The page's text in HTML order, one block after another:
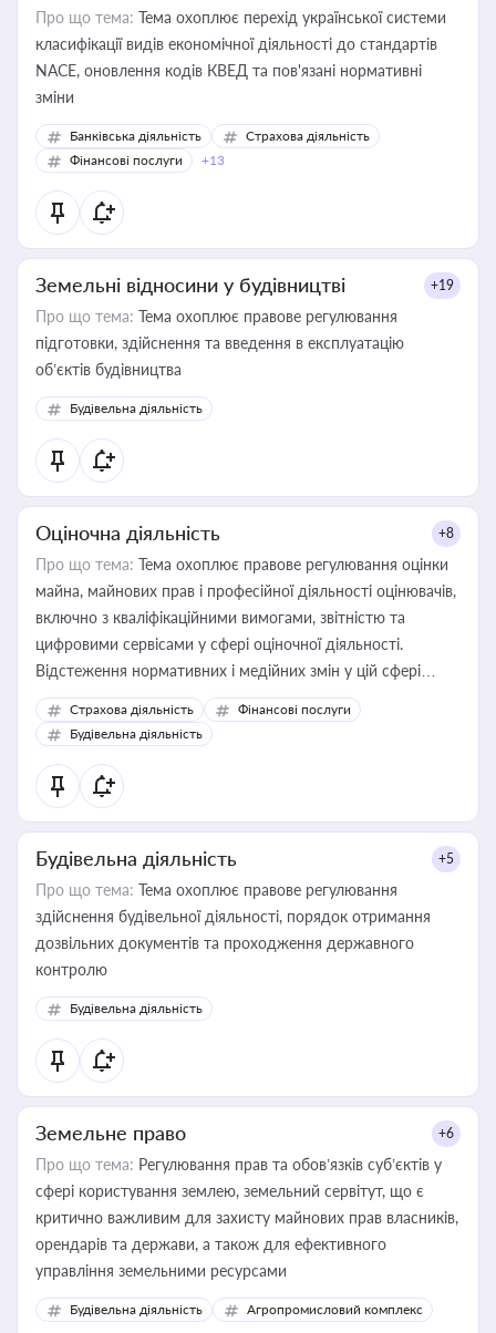
Про що тема: Тема охоплює перехід української системи
класифікації видів економічної діяльності до стандартів
NACE, оновлення кодів КВЕД та пов'язані нормативні
зміни
Банківська діяльність
Страхова діяльність
Фінансові послуги
+13
Земельні відносини у будівництві +19
Про що тема: Тема охоплює правове регулювання
підготовки, здійснення та введення в експлуатацію
об’єктів будівництва
Будівельна діяльність
Оціночна діяльність +8
Про що тема: Тема охоплює правове регулювання оцінки
майна, майнових прав і професійної діяльності оцінювачів,
включно з кваліфікаційними вимогами, звітністю та
цифровими сервісами у сфері оціночної діяльності.
Відстеження нормативних і медійних змін у цій сфері
корисне для власника бізнесу, керівника, юриста або
бухгалтера під час оподаткування, приватизації, оренди
державного майна, корпоративних угод і перевірки
статусу суб'єктів оціночної діяльності
Страхова діяльність
Фінансові послуги
Будівельна діяльність
Будівельна діяльність +5
Про що тема: Тема охоплює правове регулювання
здійснення будівельної діяльності, порядок отримання
дозвільних документів та проходження державного
контролю
Будівельна діяльність
Земельне право +6
Про що тема: Регулювання прав та обов’язків суб’єктів у
сфері користування землею, земельний сервітут, що є
критично важливим для захисту майнових прав власників,
орендарів та держави, а також для ефективного
управління земельними ресурсами
Будівельна діяльність Агропромисловий комплекс